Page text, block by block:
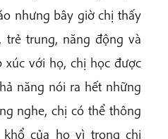
nhưng bây giờ chị thấy
trung, năng động và
xúc với họ, chị học được
năng nói ra hết những
nghe, chị có thể thông
của họ vì trong chị